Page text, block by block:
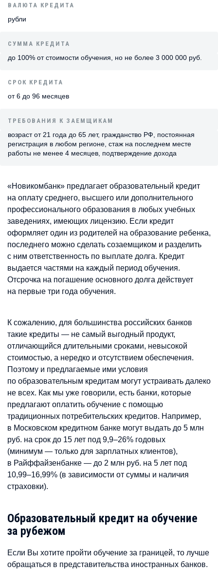
ВАЛЮТА КРЕДИТА
рубли
СУММА КРЕДИТА
до 100% от стоимости обучения, но не более 3 000 000 руб.
СРОК КРЕДИТА
от 6 до 96 месяцев
ТРЕБОВАНИЯ К ЗАЕМЩИКАМ
возраст от 21 года до 65 лет, гражданство РФ, постоянная
регистрация в любом регионе, стаж на последнем месте
работы не менее 4 месяцев, подтверждение дохода
«Новикомбанк» предлагает образовательный кредит
на оплату среднего, высшего или дополнительного
профессионального образования в любых учебных
заведениях, имеющих лицензию. Если кредит
оформляет один из родителей на образование ребенка,
последнего можно сделать созаемщиком и разделить
с ним ответственность по выплате долга. Кредит
выдается частями на каждый период обучения.
Отсрочка на погашение основного долга действует
на первые три года обучения.
К сожалению, для большинства российских банков
такие кредиты — не самый выгодный продукт,
отличающийся длительными сроками, невысокой
стоимостью, а нередко и отсутствием обеспечения.
Поэтому и предлагаемые ими условия
по образовательным кредитам могут устраивать далеко
не всех. Как мы уже говорили, есть банки, которые
предлагают оплатить обучение с помощью
традиционных потребительских кредитов. Например,
в Московском кредитном банке могут выдать до 5 млн
руб. на срок до 15 лет под 9,9–26% годовых
(минимум — только для зарплатных клиентов),
в Райффайзенбанке — до 2 млн руб. на 5 лет под
10,99–16,99% (в зависимости от суммы и наличия
страховки).
Образовательный кредит на обучение
за рубежом
Если Вы хотите пройти обучение за границей, то лучше
обращаться в представительства иностранных банков.